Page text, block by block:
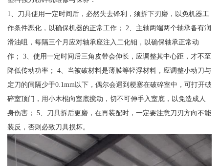
1、刀具使用一定时间后，必然失去锋利，须拆下刃磨，以免机器工
作条件恶化，以确保机器的正常工作； 2、主轴两端两个轴承备有润
滑油咀，每隔三个月应对轴承座注入二化钼，以确保轴承正常动
作； 3、使用一定时间后三角皮带会伸长，应调整其中心距，才不至
降低传动功率； 4、当被破材料是薄膜等轻浮材料，应调整小动刀与
定刀的间隔少于0.1mm以下，偶尔会遇到梗塞在破碎室中，可打开破
碎室顶门，用小木棍向室底搅动，切不可伸手入室底，以免造成人
身伤害； 5、刀具拆后更磨，在再装配时，一定要注意刀刃方向不能
装反，否则必致刀具损坏。